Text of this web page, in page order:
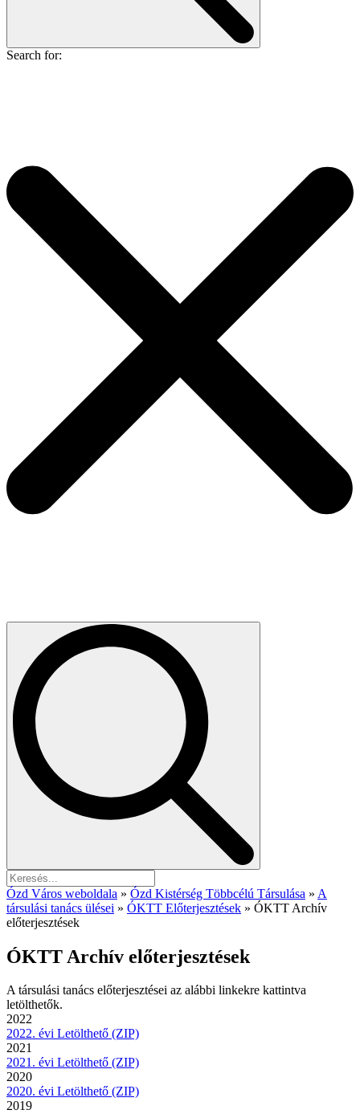
Search for:
Ózd Város weboldala » Ózd Kistérség Többcélú Társulása » A
társulási tanács ülései » ÓKTT Előterjesztések » ÓKTT Archív
előterjesztések
ÓKTT Archív előterjesztések
A társulási tanács előterjesztései az alábbi linkekre kattintva
letölthetők.
2022
2022. évi Letölthető (ZIP)
2021
2021. évi Letölthető (ZIP)
2020
2020. évi Letölthető (ZIP)
2019